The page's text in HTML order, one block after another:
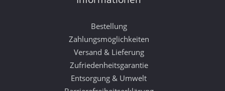
Bestellung
Zahlungsmöglichkeiten
Versand & Lieferung
Zufriedenheitsgarantie
Entsorgung & Umwelt